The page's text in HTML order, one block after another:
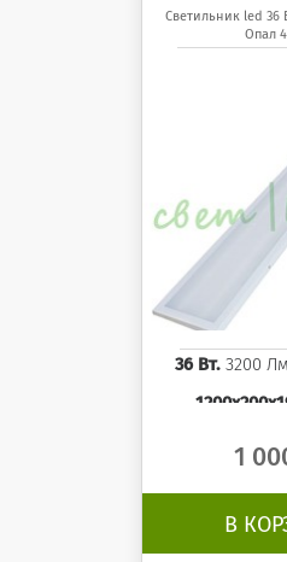
Светильник led 36
Опал
36 Вт. 3200
1
В